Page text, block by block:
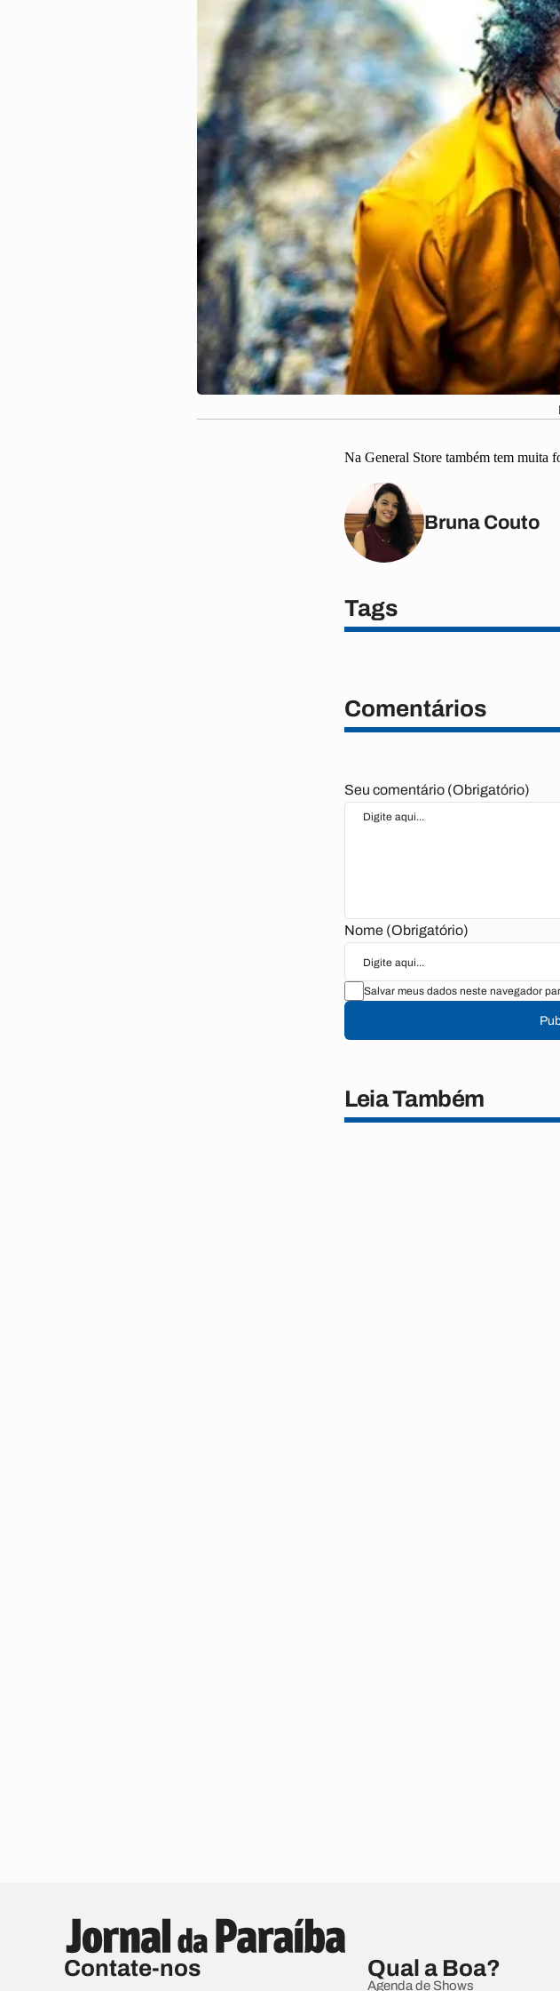
Na General Store também tem muita
Bruna Couto
Tags
Comentários
Seu comentário (Obrigatório)
Nome (Obrigatório)
Salvar meus dados neste navegador
Leia Também
Contate-nos Qual a Boa?
Agenda de Shows